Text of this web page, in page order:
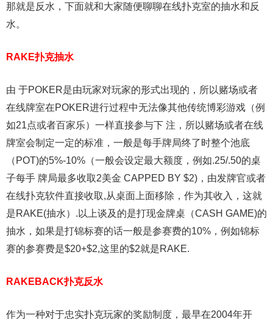
那就是反水，下面就和大家随便聊聊在线扑克室的抽水和反
水。
RAKE扑克抽水
由 于POKER是由玩家对玩家的形式出现的，所以赌场或者
在线牌室在POKER进行过程中无法像其他传统博彩游戏（例
如21点或者百家乐）一样直接参与下 注，所以赌场或者在线
牌室会制定一定的标准，一般是每手牌局终了时整个池底
（POT)的5%-10%（一般会设定最大额度，例如.25/.50的桌
子每手 牌局最多收取2美金 CAPPED BY $2)，由发牌官或者
在线扑克软件直接收取,从桌面上面移除，作为其收入，这就
是RAKE(抽水）.以上谈及的是打现金牌桌（CASH GAME)的
抽水，如果是打锦标赛的话一般是参赛费的10%，例如锦标
赛的参赛费是$20+$2,这里的$2就是RAKE.
RAKEBACK扑克反水
作为一种对于忠实扑克玩家的奖励制度，最早在2004年开